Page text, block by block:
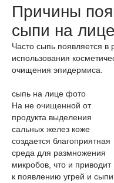
Причины
сыпи на лице
Часто сыпь появляется в
использования
очищения эпидермиса.
сыпь на лице фото
На не очищенной от
продукта выделения
сальных желез коже
создается благоприятная
среда для размножения
микробов, что и приводит
к появлению угрей и сыпи